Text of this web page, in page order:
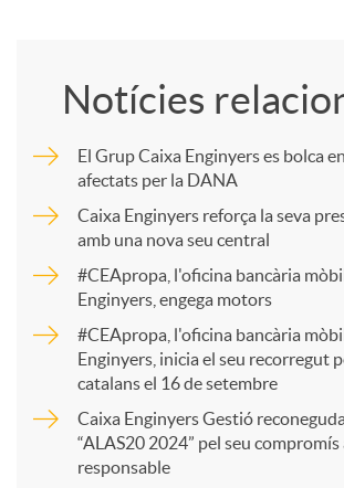
p
a
r
t
Notícies
El Grup Caixa Enginyers es bolca
afectats per la DANA
Caixa Enginyers reforça la seva
amb una nova seu central
#CEApropa, l'oficina bancària
Enginyers, engega motors
#CEApropa, l'oficina bancària
Enginyers, inicia el seu recorregut
catalans el 16 de setembre
Caixa Enginyers Gestió
“ALAS20 2024” pel seu
responsable